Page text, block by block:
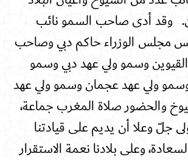
وقد أدى صاحب السمو نائب
مجلس الوزراء حاكم دبي وصاحب
وسمو ولي عهد دبي وسمو
ولي عهد عجمان وسمو ولي عهد
والحضور صلاة المغرب جماعة،
جلّ وعلا أن يديم على قيادتنا
وعلى بلادنا نعمة الاستقرار